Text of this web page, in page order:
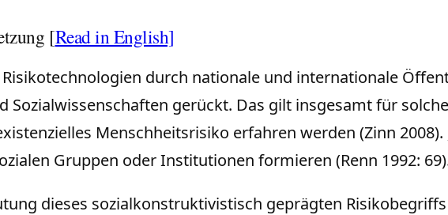
[Read in English]
durch nationale und internationale
Sozialwissenschaften gerückt. Das gilt insgesamt für
Menschheitsrisiko erfahren werden (Zinn
Gruppen oder Institutionen formieren (Renn 1992:
dieses sozialkonstruktivistisch geprägten